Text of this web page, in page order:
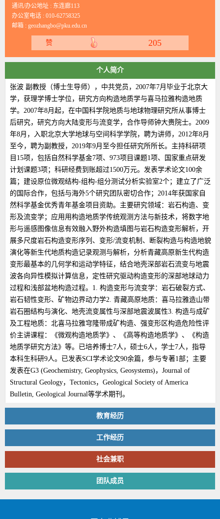
通讯/办公地址 : 东连廊113
办公室电话 : 010-62758325
邮箱 : geozhangbo@pku.edu.cn
赞 205
个人简介
张波 副教授（博士生导师），中共党员，2007年7月毕业于北京大
学，获理学博士学位，研究方向构造地质学与喜马拉雅构造地质
学。2007年8月起，在中国科学院地质与地球物理研究所从事博士
后研究，研究方向大陆变形与流变学，合作导师钟大赉院士。2009
年8月，入职北京大学地球与空间科学学院，聘为讲师，2012年8月
至今，聘为副教授，2019年9月至今担任研究所所长。主持科研项
目15项，包括自然科学基金7项、973项目课题1项、国家重点研发
计划课题3项；科研经费到账超过1500万元。发表学术论文100余
篇；建设原位微观结构-组构-组分测试分析实验室2个；建立了广泛
的国际合作，包括与海外5个研究团队密切合作；2014年获国家自
然科学基金优秀青年基金项目资助。主要研究领域：岩石构造、变
形及流变学；应用用构造地质学传统观测方法与新技术，将数字地
形与遥感图像信息有效融入野外构造填图与岩石构造变形解析，开
展多尺度岩石构造变形序列、变形/流变机制、断裂构造与构造地貌
演化等新生代地质构造记录观测与解析，分析青藏高原新生代构造
变形最基本的几何学和运动学特征，结合地壳深部岩石流变与地震
波各向异性模拟计算信息，定性研究驱动构造变形的深部地球动力
过程和浅部盆地构造过程。1. 构造变形与流变学：岩石破裂方式、
岩石韧性变形、矿物边界动力学2. 青藏高原地质：喜马拉雅造山带
岩石圈结构与演化、地壳流变属性与深部地震波属性3. 构造与成矿
及工程地质：北喜马拉雅穹隆带成矿构造、强变形区构造危险性评
价主讲课程：《微观构造地质学》、《高等构造地质学》、《构造
地质学研究方法》等。已培养博士7人，硕士6人，学士7人，指导
本科生科研9人。已发表SCI学术论文90余篇，参与专著1部；主要
发表在G3 (Geochemistry, Geophysics, Geosystems)，Journal of
Structural Geology，Tectonics，Geological Society of America
Bulletin, Geological Journal等学术期刊。
教育经历
工作经历
社会兼职
团队成员